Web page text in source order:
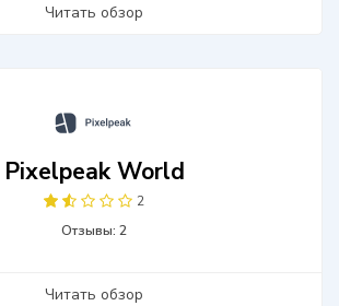
Читать обзор
Pixelpeak World
2
Отзывы: 2
Читать обзор